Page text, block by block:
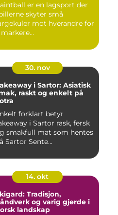
er en lagsport der
skyter små
mot hverandre for
30. nov
i Sartor: Asiatisk
raskt og enkelt på
forklart betyr
i Sartor rask, fersk
smakfull mat som hentes
Sartor Sente...
14. okt
Tradisjon,
og varig gjerde i
landskap